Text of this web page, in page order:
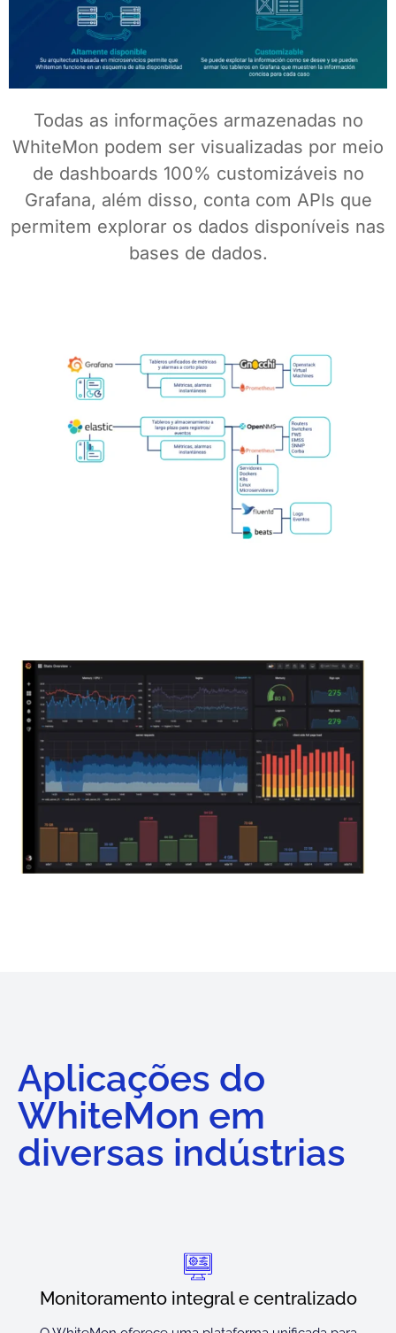
Todas as informações armazenadas no
WhiteMon podem ser visualizadas por meio
de dashboards 100% customizáveis no
Grafana, além disso, conta com APIs que
permitem explorar os dados disponíveis nas
bases de dados.
Aplicações do
WhiteMon em
diversas indústrias
Monitoramento integral e centralizado